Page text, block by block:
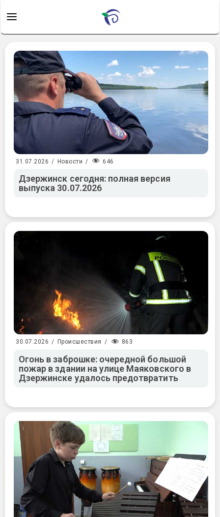
31.07.2026 / Новости / 646
Дзержинск сегодня: полная версия
выпуска 30.07.2026
30.07.2026 / Происшествия / 863
Огонь в заброшке: очередной большой
пожар в здании на улице Маяковского в
Дзержинске удалось предотвратить